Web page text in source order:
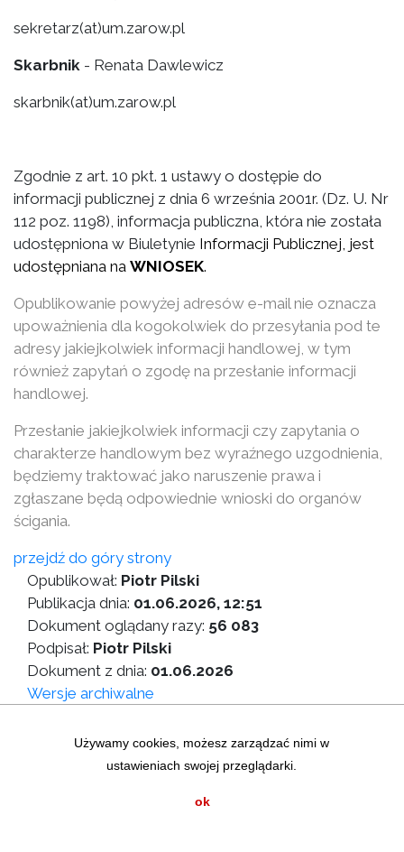
Używamy cookies, możesz zarządzać nimi w
ustawieniach swojej przeglądarki.
ok
sekretarz(at)um.zarow.pl
Skarbnik - Renata Dawlewicz
skarbnik(at)um.zarow.pl
Zgodnie z art. 10 pkt. 1 ustawy o dostępie do
informacji publicznej z dnia 6 września 2001r. (Dz. U. Nr
112 poz. 1198), informacja publiczna, która nie została
udostępniona w Biuletynie Informacji Publicznej, jest
udostępniana na WNIOSEK.
Opublikowanie powyżej adresów e-mail nie oznacza
upoważnienia dla kogokolwiek do przesyłania pod te
adresy jakiejkolwiek informacji handlowej, w tym
również zapytań o zgodę na przesłanie informacji
handlowej.
Przesłanie jakiejkolwiek informacji czy zapytania o
charakterze handlowym bez wyraźnego uzgodnienia,
będziemy traktować jako naruszenie prawa i
zgłaszane będą odpowiednie wnioski do organów
ścigania.
przejdź do góry strony
Opublikował: Piotr Pilski
Publikacja dnia: 01.06.2026, 12:51
Dokument oglądany razy: 56 083
Podpisał: Piotr Pilski
Dokument z dnia: 01.06.2026
Wersje archiwalne
Statystyki graficzne
Instrukcja korzystania z BIP